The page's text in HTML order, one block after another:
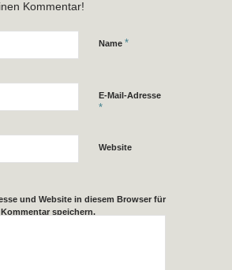
Kommentar!
Name *
E-Mail-Adresse
*
Website
und Website in diesem Browser für
speichern.